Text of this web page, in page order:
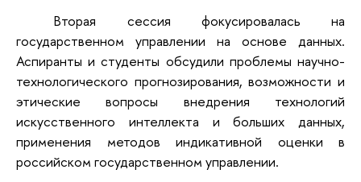
Вторая сессия фокусировалась на
государственном управлении на основе данных.
Аспиранты и студенты обсудили проблемы научно-
технологического прогнозирования, возможности и
этические вопросы внедрения технологий
искусственного интеллекта и больших данных,
применения методов индикативной оценки в
российском государственном управлении.